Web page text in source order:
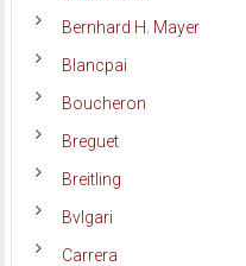
Bernhard H. Mayer
Blancpai
Boucheron
Breguet
Breitling
Bvlgari
Carrera